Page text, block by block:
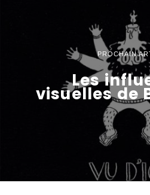
PROCHAIN
Les
visuelles de